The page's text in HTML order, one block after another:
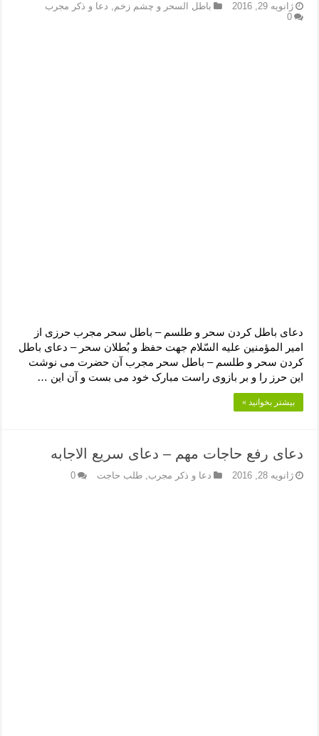
ژانویه 29, 2016 باطل السحر و چشم زخم, دعا و ذکر مجرب
0
دعای باطل کردن سحر و طلسم – باطل سحر مجرب حرزی از
امیر المؤمنین علیه السّلام جهت حفظ و بُطلان سحر – دعای باطل
کردن سحر و طلسم – باطل سحر مجرب آن حضرت مى ‏نوشت
این حرز را و بر بازوى راست مبارک خود مى‏ بست و آن این …
بیشتر بخوانید »
دعای رفع حاجات مهم – دعای سریع الاجابه
ژانویه 28, 2016 دعا و ذکر مجرب ,طلب حاجت 0